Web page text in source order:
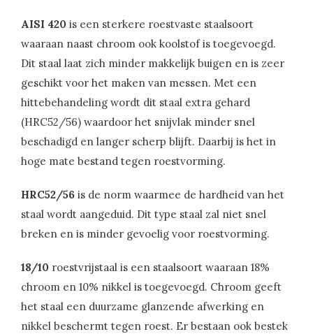
AISI 420 is een sterkere roestvaste staalsoort
waaraan naast chroom ook koolstof is toegevoegd.
Dit staal laat zich minder makkelijk buigen en is zeer
geschikt voor het maken van messen. Met een
hittebehandeling wordt dit staal extra gehard
(HRC52/56) waardoor het snijvlak minder snel
beschadigd en langer scherp blijft. Daarbij is het in
hoge mate bestand tegen roestvorming.
HRC52/56 is de norm waarmee de hardheid van het
staal wordt aangeduid. Dit type staal zal niet snel
breken en is minder gevoelig voor roestvorming.
18/10 roestvrijstaal is een staalsoort waaraan 18%
chroom en 10% nikkel is toegevoegd. Chroom geeft
het staal een duurzame glanzende afwerking en
nikkel beschermt tegen roest. Er bestaan ook bestek